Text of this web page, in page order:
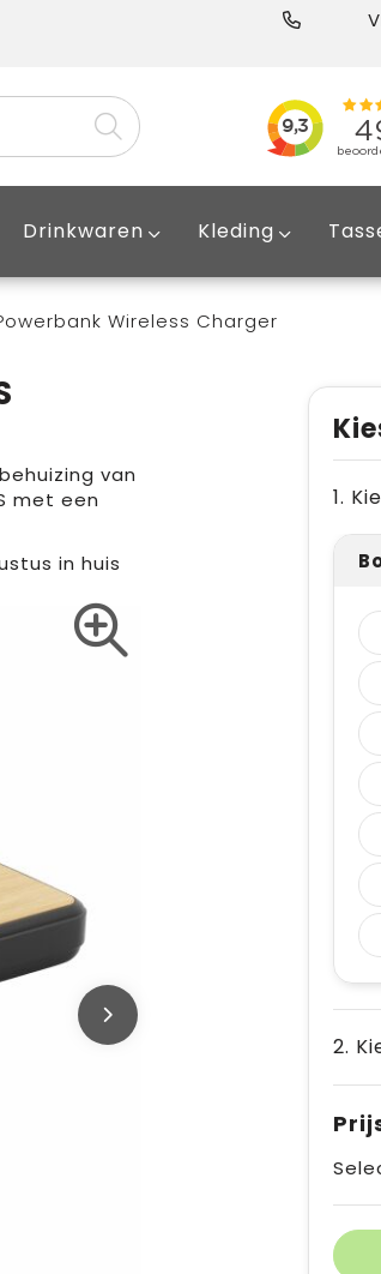
Drinkwaren Kleding
Wireless Charger
van
met een
in huis
1.
2.